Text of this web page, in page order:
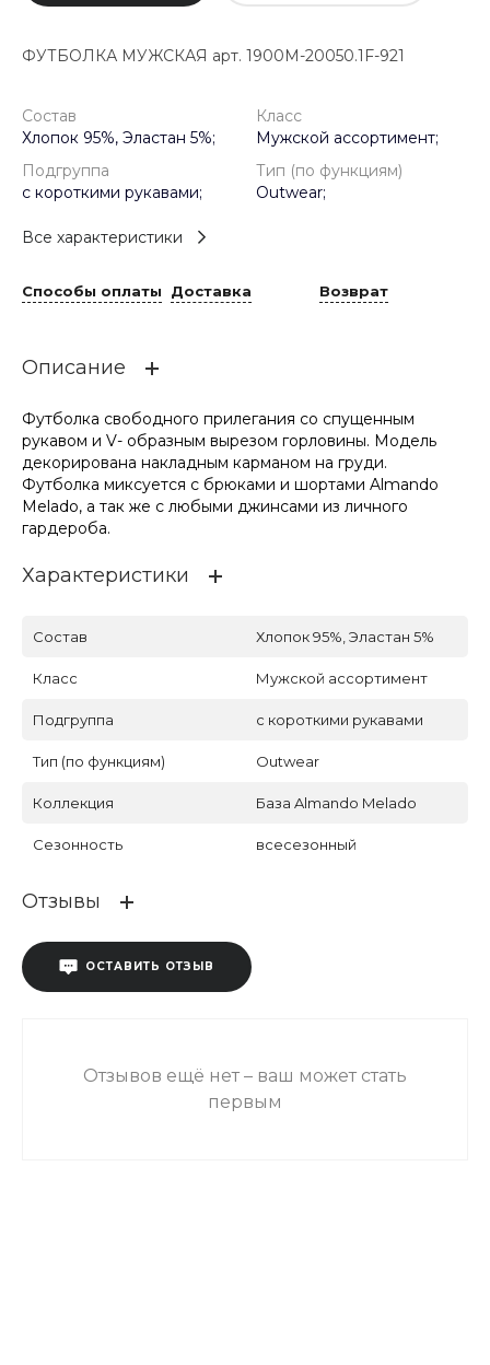
ФУТБОЛКА МУЖСКАЯ арт. 1900M-20050.1F-921
Состав
Хлопок 95%, Эластан 5%;
Класс
Мужской ассортимент;
Подгруппа
с короткими рукавами;
Тип (по функциям)
Outwear;
Все характеристики
Способы оплаты Доставка Возврат
Описание
Футболка свободного прилегания со спущенным
рукавом и V- образным вырезом горловины. Модель
декорирована накладным карманом на груди.
Футболка миксуется с брюками и шортами Almando
Melado, а так же с любыми джинсами из личного
гардероба.
Характеристики
Состав Хлопок 95%, Эластан 5%
Класс Мужской ассортимент
Подгруппа с короткими рукавами
Тип (по функциям) Outwear
Коллекция База Almando Melado
Сезонность всесезонный
Отзывы
ОСТАВИТЬ ОТЗЫВ
Отзывов ещё нет – ваш может стать
первым